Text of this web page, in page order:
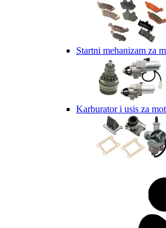
Startni mehanizam za
Karburator i usis za